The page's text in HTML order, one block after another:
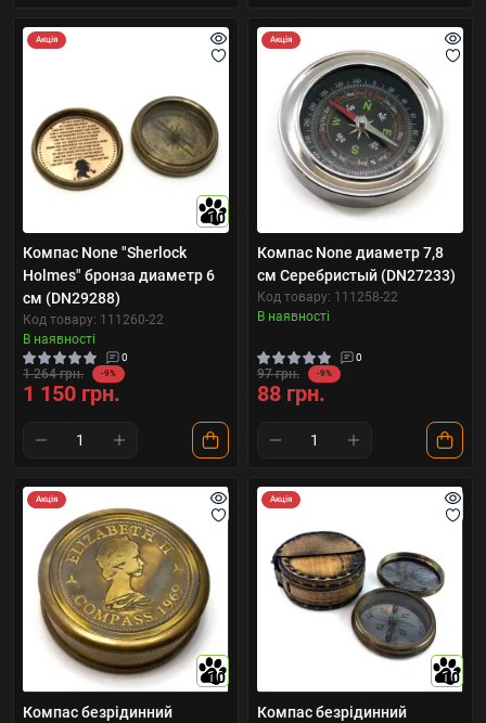
Акція
10
Компас None "Sherlock
Holmes" бронза диаметр 6
см (DN29288)
Код товару: 111260-22
В наявності
0
1 264 грн. -9%
1 150 грн.
Акція
Компас None диаметр 7,8
см Серебристый (DN27233)
Код товару: 111258-22
В наявності
0
97 грн. -9%
88 грн.
Акція
10
Компас безрідинний
Акція
10
Компас безрідинний